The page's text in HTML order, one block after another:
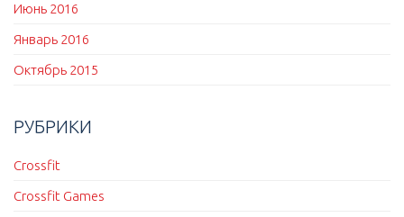
Июнь 2016
Январь 2016
Октябрь 2015
РУБРИКИ
Crossfit
Crossfit Games